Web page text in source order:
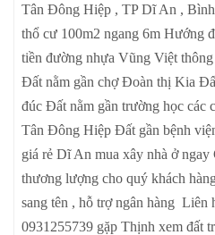
Tân Đông Hiệp , TP Dĩ An ,
thổ cư 100m2 ngang 6m Hướng
tiền đường nhựa Vũng Việt
Đất nằm gần chợ Đoàn thị Kia
đúc Đất nằm gần trường học
Tân Đông Hiệp Đất gần bệnh
giá rẻ Dĩ An mua xây nhà ở
thương lượng cho quý khách
sang tên , hỗ trợ ngân hàng Liên
0931255739 gặp Thịnh xem đất